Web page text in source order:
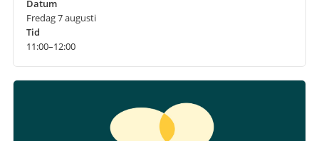
Datum
Fredag 7 augusti
Tid
11:00–12:00